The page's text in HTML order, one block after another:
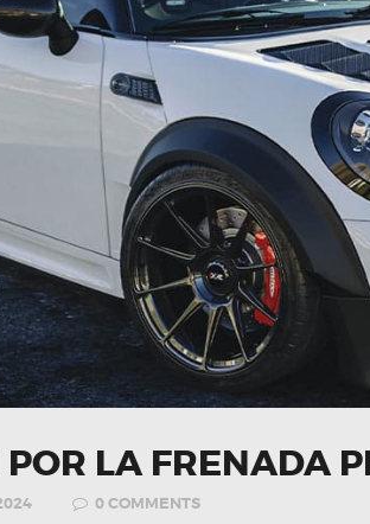
LA FRENADA
0 COMMENTS